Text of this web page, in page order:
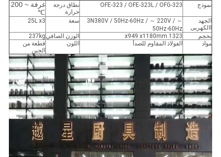
نموذج OFE-323 / OFE-323L / OFG-323
نطاق درجة
حرارة
غرفة ~ 200
℃
الجهد
االكهربى
～ 3N380V / 50Hz-60Hz / ～ 220V /
50Hz-60Hz
سعة 25L x3
بحجم 1323 x949 x1180mm الوزن الصافي237kg
مواد
الفولاذ المقاوم للصدأ اللون
قطعة من
الجبن